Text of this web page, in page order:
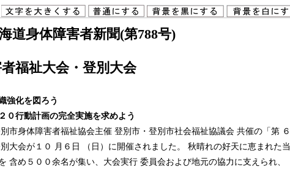
道身体障害者新聞(第788号)
福祉大会・登別大会
強化を図ろう
行動計画の完全実施を求めよう
身体障害者福祉協会主催 登別市・登別市社会福祉協議会 共催の「第 ６
大会が１０ 月６日 （日）に開催されました。 秋晴れの好天に恵まれた当
含め５００余名が集い、大会実行 委員会および地元の協力に支えられ、